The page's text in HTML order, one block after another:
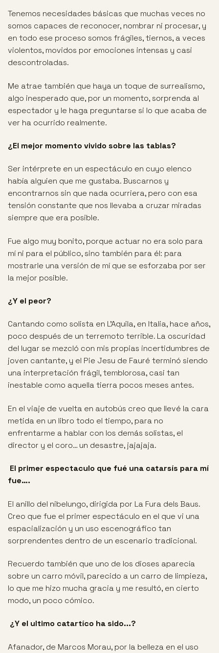
Tenemos necesidades básicas que muchas veces no
somos capaces de reconocer, nombrar ni procesar, y
en todo ese proceso somos frágiles, tiernos, a veces
violentos, movidos por emociones intensas y casi
descontroladas.
Me atrae también que haya un toque de surrealismo,
algo inesperado que, por un momento, sorprenda al
espectador y le haga preguntarse si lo que acaba de
ver ha ocurrido realmente.
¿El mejor momento vivido sobre las tablas?
Ser intérprete en un espectáculo en cuyo elenco
había alguien que me gustaba. Buscarnos y
encontrarnos sin que nada ocurriera, pero con esa
tensión constante que nos llevaba a cruzar miradas
siempre que era posible.
Fue algo muy bonito, porque actuar no era solo para
mí ni para el público, sino también para él: para
mostrarle una versión de mí que se esforzaba por ser
la mejor posible.
¿Y el peor?
Cantando como solista en L’Aquila, en Italia, hace años,
poco después de un terremoto terrible. La oscuridad
del lugar se mezcló con mis propias incertidumbres de
joven cantante, y el Pie Jesu de Fauré terminó siendo
una interpretación frágil, temblorosa, casi tan
inestable como aquella tierra pocos meses antes.
En el viaje de vuelta en autobús creo que llevé la cara
metida en un libro todo el tiempo, para no
enfrentarme a hablar con los demás solistas, el
director y el coro… un desastre, jajajaja.
El primer espectaculo que fué una catarsís para mí
fue….
El anillo del nibelungo, dirigida por La Fura dels Baus.
Creo que fue el primer espectáculo en el que vi una
espacialización y un uso escenográfico tan
sorprendentes dentro de un escenario tradicional.
Recuerdo también que uno de los dioses aparecía
sobre un carro móvil, parecido a un carro de limpieza,
lo que me hizo mucha gracia y me resultó, en cierto
modo, un poco cómico.
¿Y el ultimo catartíco ha sido...?
Afanador, de Marcos Morau, por la belleza en el uso